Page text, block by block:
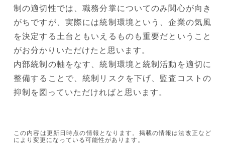
制の適切性では、職務分掌についてのみ関心が向き
がちですが、実際には統制環境という、企業の気風
を決定する土台ともいえるものも重要だということ
がお分かりいただけたと思います。
内部統制の軸をなす、統制環境と統制活動を適切に
整備することで、統制リスクを下げ、監査コストの
抑制を図っていただければと思います。
この内容は更新日時点の情報となります。掲載の情報は法改正など
により変更になっている可能性があります。